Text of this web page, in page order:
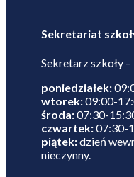
Sekretariat
Sekretarz szkoły
poniedziałek:
wtorek:09:00-
środa:07:30-
czwartek:07:30-
piątek:dzień
nieczynny.